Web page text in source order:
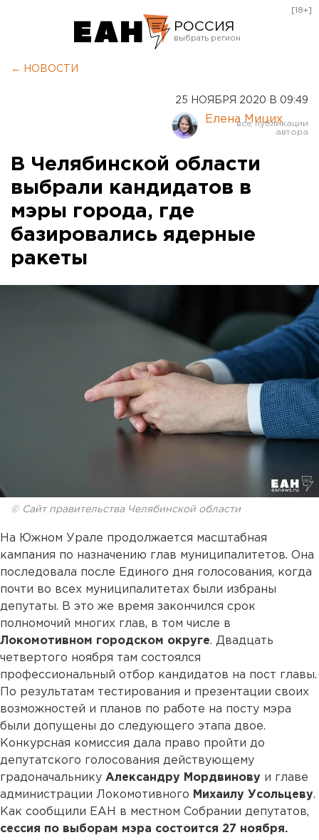
РОССИЯ
Курган
Оренбург
[18+]
← НОВОСТИ
25 НОЯБРЯ 2020 В 09:49
Елена Мицих
В Челябинской области
выбрали кандидатов в
мэры города, где
базировались ядерные
ракеты
© Сайт правительства Челябинской области
На Южном Урале продолжается масштабная
кампания по назначению глав муниципалитетов. Она
последовала после Единого дня голосования, когда
почти во всех муниципалитетах были избраны
депутаты. В это же время закончился срок
полномочий многих глав, в том числе в
Локомотивном городском округе. Двадцать
четвертого ноября там состоялся
профессиональный отбор кандидатов на пост главы.
По результатам тестирования и презентации своих
возможностей и планов по работе на посту мэра
были допущены до следующего этапа двое.
Конкурсная комиссия дала право пройти до
депутатского голосования действующему
градоначальнику Александру Мордвинову и главе
администрации Локомотивного Михаилу Усольцеву.
Как сообщили ЕАН в местном Собрании депутатов,
сессия по выборам мэра состоится 27 ноября.